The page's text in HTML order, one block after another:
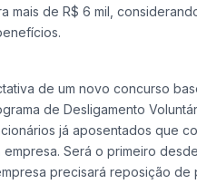
mais de R$ 6 mil,
de um novo concurso
de Desligamento
já aposentados que
Será o primeiro
precisará reposição de